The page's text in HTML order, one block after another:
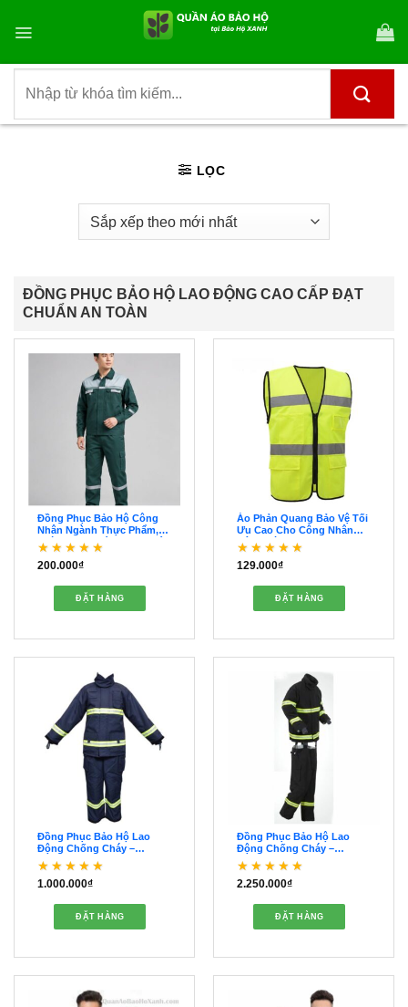
qua
dung
kiếm:
LỌC
ĐỒNG PHỤC BẢO HỘ LAO ĐỘNG CAO CẤP ĐẠT
CHUẨN AN TOÀN
Đồng Phục Bảo Hộ Công
Nhân Ngành Thực Phẩm,
Phòng Sạch Và Những Tiêu
Chuẩn Đặc Thù –
QDBH00225
Được xếp hạng
200.000₫
ĐẶT HÀNG
Áo Phản Quang Bảo Vệ Tối
Ưu Cao Cho Công Nhân
Công Trình – QAPQ00250
Được xếp hạng
129.000₫
ĐẶT HÀNG
Đồng Phục Bảo Hộ Lao
Động Chống Cháy –
QDBH00059
Được xếp hạng
1.000.000₫
ĐẶT HÀNG
Đồng Phục Bảo Hộ Lao
Động Chống Cháy –
QDBH00053
Được xếp hạng
2.250.000₫
ĐẶT HÀNG